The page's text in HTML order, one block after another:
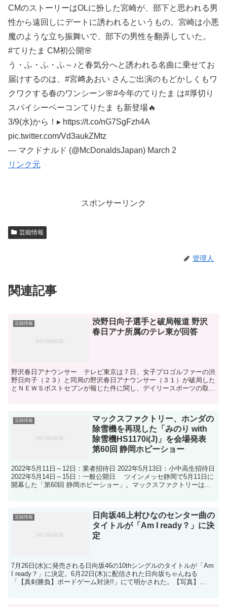
CMのストーリーはOLに扮した宮崎が、部下と思われる男
性から遠回しにデートに誘われるというもの。宮崎は小悪
魔のような立ち振舞いで、部下の男性を翻弄していた。
#てりたま CM初公開🌸
う・ふ・ふ・ふ～♪と春気分へと誘われる名曲に乗せてお
届けするのは、#宮﨑あおい さんご出演のもどかしくもワ
クワクする春のワンシーン🌸#今年のてりたま は#厚切り
スパイシーベーコンてりたま も新登場🔥
3/9(水)から！▸ https://t.co/nG7SgFzh4A
pic.twitter.com/Vd3aukZMtz
— マクドナルド (@McDonaldsJapan) March 2
リンク元
スポンサーリンク
芸能情報
管理人
関連記事
芸能情報
渋野日向子選手と破局報道 野沢
春日アナ所属のテレ東が回答
野沢春日アナウンサー テレビ東京は７日、女子プロゴルファーの渋
野日向子（２３）と同局の野沢春日アナウンサー（３１）が破局した
とＮＥＷＳポストセブンが報じた件に関し、デイリースポーツの取材
芸能情報
マックスファクトリー、ホンダの
除雪機を再現した「みのり with
除雪機HS1170i(J)」を会場発表
第60回 静岡ホビーショー
2022年5月11日～12日：業者招待日 2022年5月13日：小中高生招待日
2022年5月14日～15日：一般公開日 ツインメッセ静岡で5月11日に
開幕した「第60回 静岡ホビーショー」。マックスファクトリーは、
芸能情報
日向坂46上村ひなのセンター曲の
タイトルが「Am I ready？」に決
定
7月26日(水)に発売される日向坂46の10thシングルのタイトルが「Am
I ready？」に決定。6月22日(木)に配信された日向坂ちゃんねる
「【真剣勝負】ボードゲーム対決!!」にて明かされた。【写真】